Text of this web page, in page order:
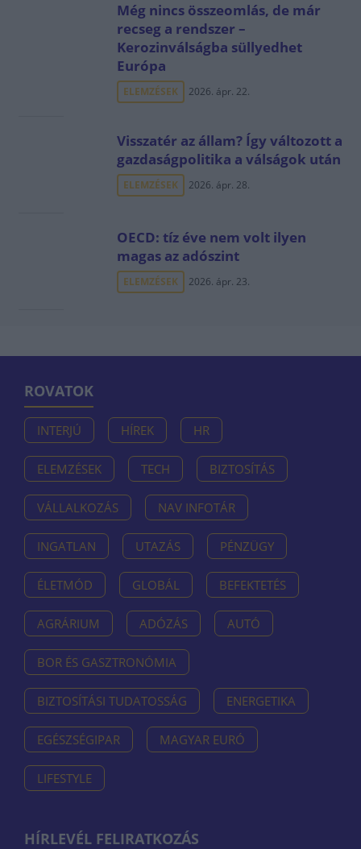
Még nincs összeomlás, de már
recseg a rendszer –
Kerozinválságba süllyedhet
Európa
ELEMZÉSEK 2026. ápr. 22.
Visszatér az állam? Így változott a
gazdaságpolitika a válságok után
ELEMZÉSEK 2026. ápr. 28.
OECD: tíz éve nem volt ilyen
magas az adószint
ELEMZÉSEK 2026. ápr. 23.
ROVATOK
INTERJÚ HÍREK HR
ELEMZÉSEK TECH BIZTOSÍTÁS
VÁLLALKOZÁS NAV INFOTÁR
INGATLAN UTAZÁS PÉNZÜGY
ÉLETMÓD GLOBÁL BEFEKTETÉS
AGRÁRIUM ADÓZÁS AUTÓ
BOR ÉS GASZTRONÓMIA
BIZTOSÍTÁSI TUDATOSSÁG ENERGETIKA
EGÉSZSÉGIPAR MAGYAR EURÓ
LIFESTYLE
HÍRLEVÉL FELIRATKOZÁS